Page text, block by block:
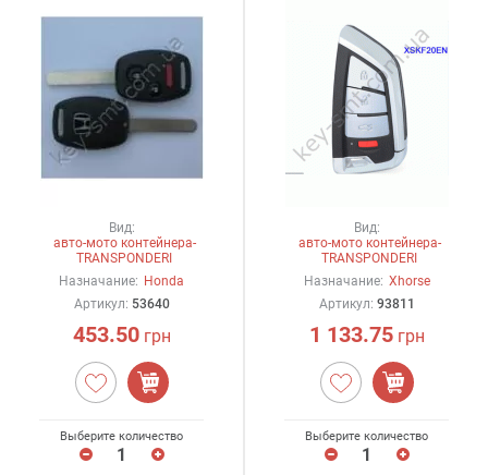
Вид:
авто-мото контейнера-
TRANSPONDERI
Назначание: Honda
Артикул: 53640
453.50грн
Выберите количество
Вид:
авто-мото контейнера-
TRANSPONDERI
Назначание: Xhorse
Артикул: 93811
1 133.75грн
Выберите количество